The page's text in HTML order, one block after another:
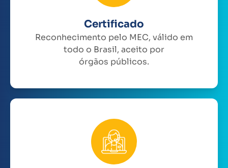
Certificado
Reconhecimento pelo MEC, válido em
todo o Brasil, aceito por
órgãos públicos.